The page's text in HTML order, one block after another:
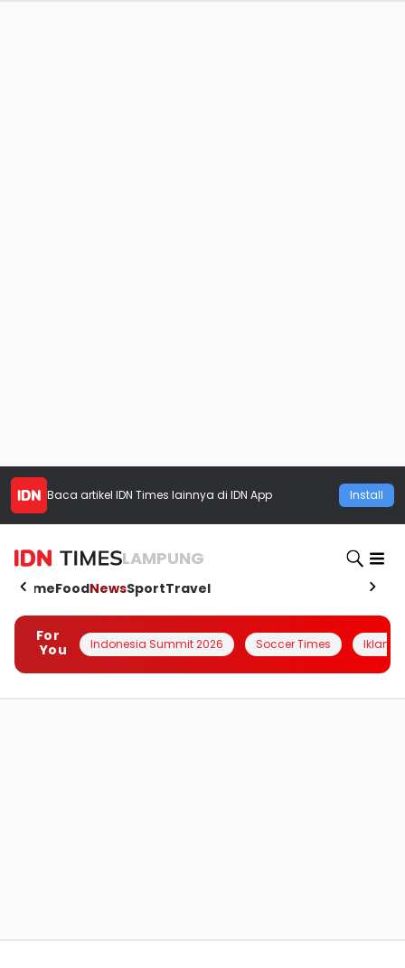
Baca artikel IDN Times lainnya di IDN App Install
LAMPUNG
HomeFoodNewsSportTravel
For
You
Indonesia Summit 2026 Soccer Times Iklanin